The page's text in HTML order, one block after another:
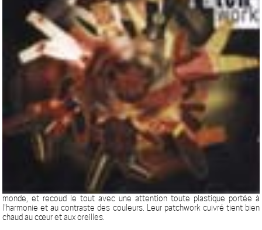
monde, et recoud le tout avec une attention toute plastique portée à
l'harmonie et au contraste des couleurs. Leur patchwork cuivré tient bien
chaud au cœur et aux oreilles.